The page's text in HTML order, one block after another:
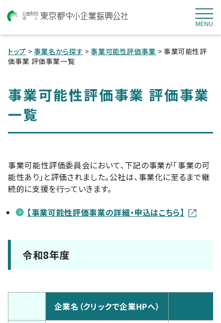
MENU
トップ > 事業名から探す >事業可能性評価事業 > 事業可能性評
価事業 評価事業一覧
事業可能性評価事業 評価事業
一覧
事業可能性評価委員会において、下記の事業が「事業の可
能性あり」と評価されました。公社は、事業化に至るまで継
続的に支援を行っていきます。
【事業可能性評価事業の詳細・申込はこちら】
令和8年度
企業名（クリックで企業HPへ）